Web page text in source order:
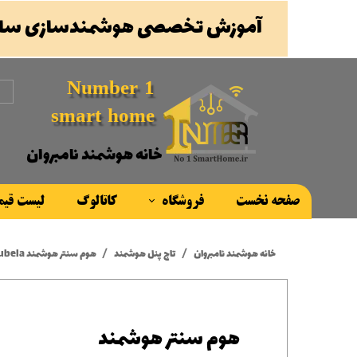
Number 1
smart home
صفحه نخست فروشگاه کاتالوگ لیست
خانه هوشمند نامبروان
آموزش تخصصی هوشمندسازی
خانه هوشمند نامبروان تاچ پنل هوشمند هوم سنتر هوشمند Akubela مدل HyPanel Supreme
هوم سنتر هوشمند